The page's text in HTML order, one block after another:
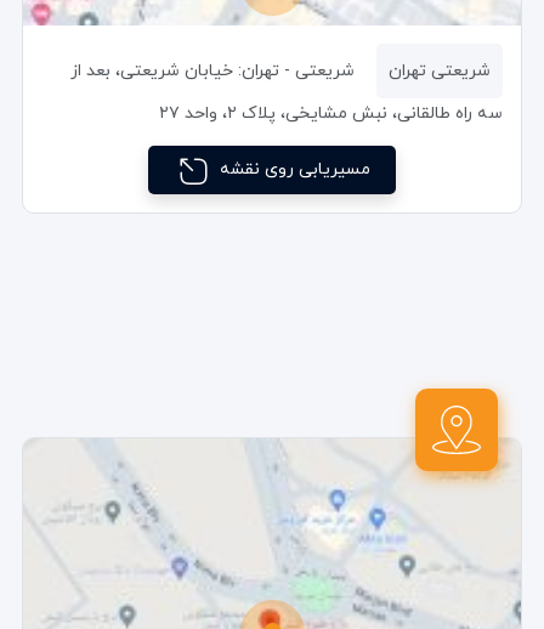
شریعتی تهران
شریعتی - تهران: خیابان شریعتی، بعد از
سه راه طالقانی، نبش مشایخی، پلاک ۲، واحد ۲۷
مسیریابی روی نقشه